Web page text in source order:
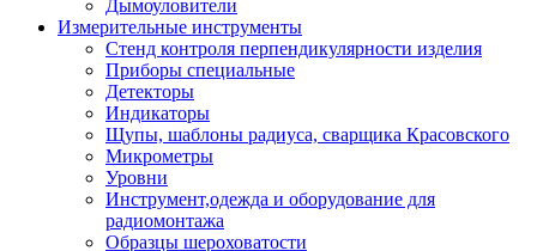
Дымоуловители
Измерительные инструменты
Стенд контроля перпендикулярности изделия
Приборы специальные
Детекторы
Индикаторы
Щупы, шаблоны радиуса, сварщика Красовского
Микрометры
Уровни
Инструмент,одежда и оборудование для
радиомонтажа
Образцы шероховатости